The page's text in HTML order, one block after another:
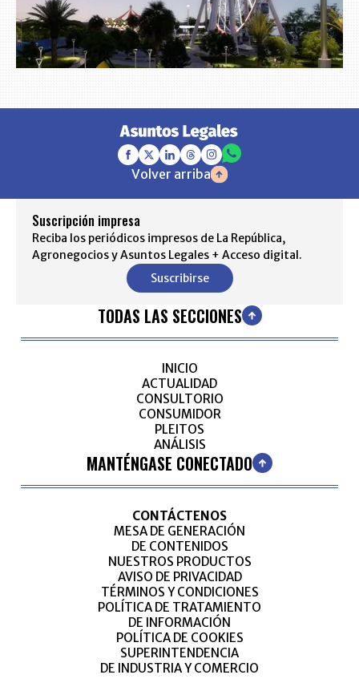
Volver arriba
Suscripción impresa
Reciba los periódicos impresos de La República,
Agronegocios y Asuntos Legales + Acceso digital.
Suscribirse
TODAS LAS SECCIONES
INICIO
ACTUALIDAD
CONSULTORIO
CONSUMIDOR
PLEITOS
ANÁLISIS
MANTÉNGASE CONECTADO
CONTÁCTENOS
MESA DE GENERACIÓN
DE CONTENIDOS
NUESTROS PRODUCTOS
AVISO DE PRIVACIDAD
TÉRMINOS Y CONDICIONES
POLÍTICA DE TRATAMIENTO
DE INFORMACIÓN
POLÍTICA DE COOKIES
SUPERINTENDENCIA
DE INDUSTRIA Y COMERCIO